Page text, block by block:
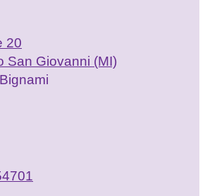
20
San Giovanni (MI)